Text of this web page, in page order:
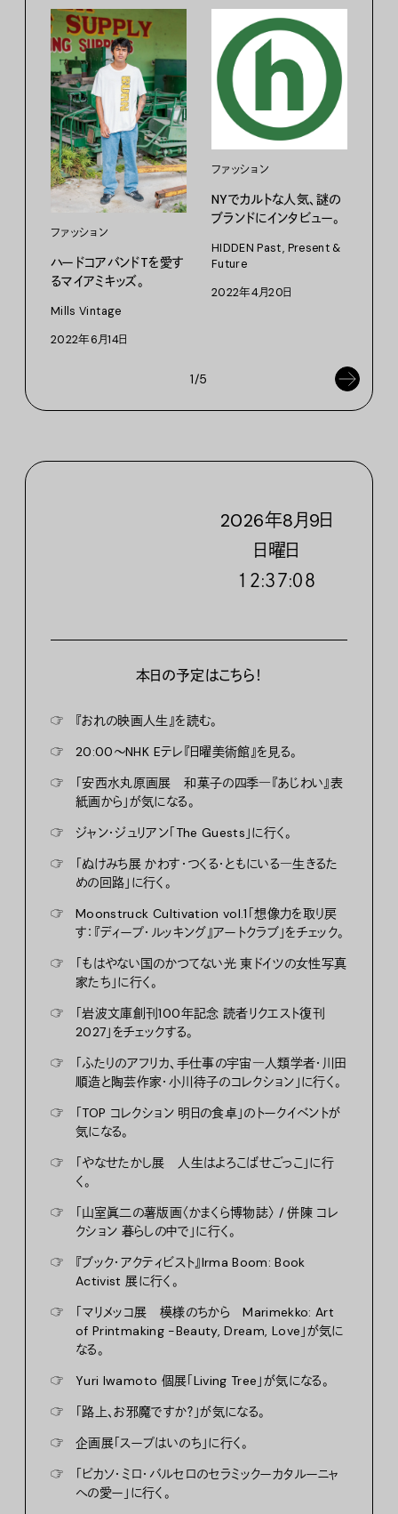
ファッション
ハードコアバンドTを愛す
るマイアミキッズ。
Mills Vintage
2022年6月14日
ファッション
NYでカルトな人気、謎の
ブランドにインタビュー。
HIDDEN Past, Present &
Future
2022年4月20日
1/5
2026年8月9日
日曜日
１２:３７:０９
本日の予定はこちら！
☞
『おれの映画人生』を読む。
☞
20:00〜NHK Eテレ『日曜美術館』を見る。
☞
「安西水丸原画展 和菓子の四季―『あじわい』表
紙画から」が気になる。
☞
ジャン・ジュリアン「The Guests」に行く。
☞
「ぬけみち展 かわす・つくる・ともにいる―生きるた
めの回路」に行く。
☞
Moonstruck Cultivation vol.1「想像力を取り戻
す：『ディープ・ルッキング』アートクラブ」をチェック。
☞
「もはやない国のかつてない光 東ドイツの女性写真
家たち」に行く。
☞
「岩波文庫創刊100年記念 読者リクエスト復刊
2027」をチェックする。
☞
「ふたりのアフリカ、手仕事の宇宙―人類学者・川田
順造と陶芸作家・小川待子のコレクション」に行く。
☞
「TOP コレクション 明日の食卓」のトークイベントが
気になる。
☞
「やなせたかし展 人生はよろこばせごっこ」に行
く。
☞
「山室眞二の薯版画〈かまくら博物誌〉 / 併陳 コレ
クション 暮らしの中で」に行く。
☞
『ブック・アクティビスト』Irma Boom: Book
Activist 展に行く。
☞
「マリメッコ展 模様のちから Marimekko: Art
of Printmaking -Beauty, Dream, Love」が気に
なる。
☞
Yuri Iwamoto 個展「Living Tree」が気になる。
☞
「路上、お邪魔ですか？」が気になる。
☞
企画展「スープはいのち」に行く。
☞
「ピカソ・ミロ・バルセロのセラミックーカタルーニャ
への愛ー」に行く。